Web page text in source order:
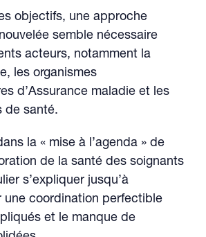
objectifs, une approche
semble nécessaire
acteurs, notamment la
les organismes
d’Assurance maladie et les
de santé.
la « mise à l’agenda » de
de la santé des soignants
s’expliquer jusqu’à
une coordination perfectible
et le manque de